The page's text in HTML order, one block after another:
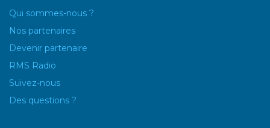
Qui sommes-nous ?
Nos partenaires
Devenir partenaire
RMS Radio
Suivez-nous
Des questions ?